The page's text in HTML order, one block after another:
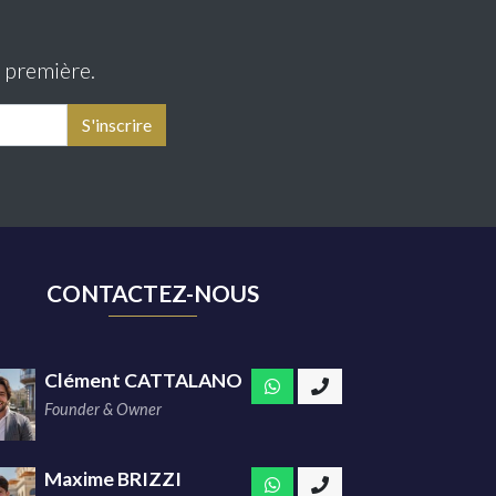
CONTACTEZ-NOUS
Clément CATTALANO
Founder & Owner
Maxime BRIZZI